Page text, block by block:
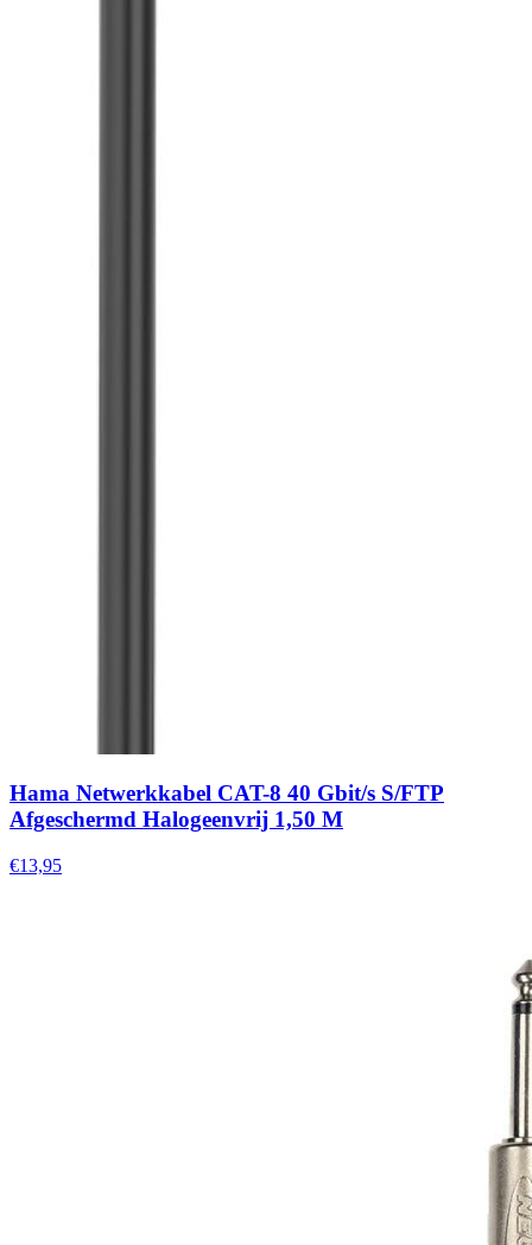
Hama Netwerkkabel CAT-8 40 Gbit/s S/FTP
Afgeschermd Halogeenvrij 1,50 M
€13,95